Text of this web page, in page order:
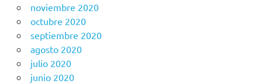
noviembre 2020
octubre 2020
septiembre 2020
agosto 2020
julio 2020
junio 2020